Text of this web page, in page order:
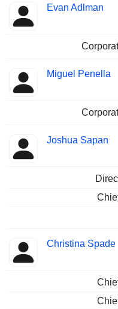
Evan Adlman
Miguel Penella
Joshua Sapan
Christina Spade